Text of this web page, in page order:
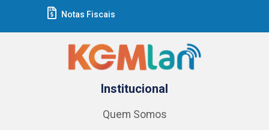
Notas Fiscais
Institucional
Quem Somos